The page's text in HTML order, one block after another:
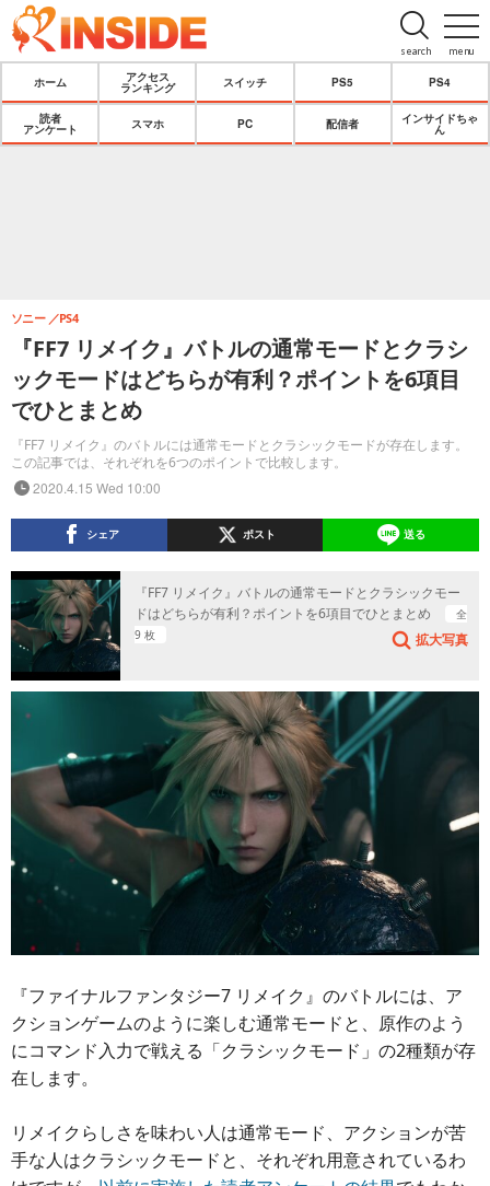
menu
search
ホーム
アクセス
ランキング
スイッチ PS5 PS4
読者
アンケート
スマホ PC 配信者
インサイドちゃ
ん
『FF7 リメイク』バトルの通常モードとクラシ
ックモードはどちらが有利？ポイントを6項目
でひとまとめ
『FF7 リメイク』のバトルには通常モードとクラシックモードが存在します。
この記事では、それぞれを6つのポイントで比較します。
ソニー PS4
2020.4.15 Wed 10:00
シェア ポスト 送る
『FF7 リメイク』バトルの通常モードとクラシックモー
ドはどちらが有利？ポイントを6項目でひとまとめ
全
9 枚
拡大写真
『ファイナルファンタジー7 リメイク』のバトルには、ア
クションゲームのように楽しむ通常モードと、原作のよう
にコマンド入力で戦える「クラシックモード」の2種類が存
在します。
リメイクらしさを味わい人は通常モード、アクションが苦
手な人はクラシックモードと、それぞれ用意されているわ